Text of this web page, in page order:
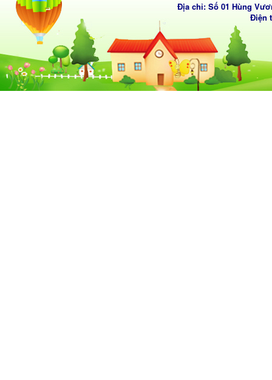
Địa chỉ: Số 01 Hùng
Điện